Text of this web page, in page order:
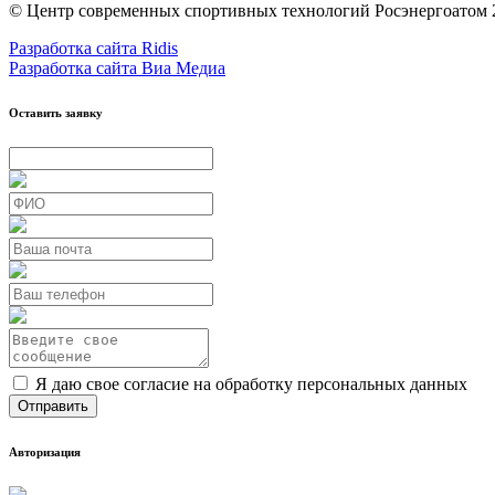
© Центр современных спортивных технологий Росэнергоатом
Разработка сайта Ridis
Разработка сайта Виа Медиа
Оставить заявку
Я даю свое согласие на обработку персональных данных
Авторизация